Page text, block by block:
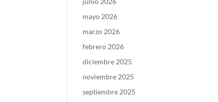
mayo 2026
marzo 2026
febrero 2026
diciembre 2025
noviembre 2025
septiembre 2025